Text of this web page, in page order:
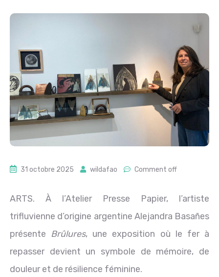
31 octobre 2025 wildafao Comment off
ARTS. À l’Atelier Presse Papier, l’artiste
trifluvienne d’origine argentine Alejandra Basañes
présente Brûlures, une exposition où le fer à
repasser devient un symbole de mémoire, de
douleur et de résilience féminine.